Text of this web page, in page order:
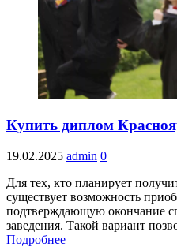
Купить диплом
19.02.2025 admin 0
Для тех, кто планирует
существует возможность
подтверждающую окончание
заведения. Такой вариант
Подробнее